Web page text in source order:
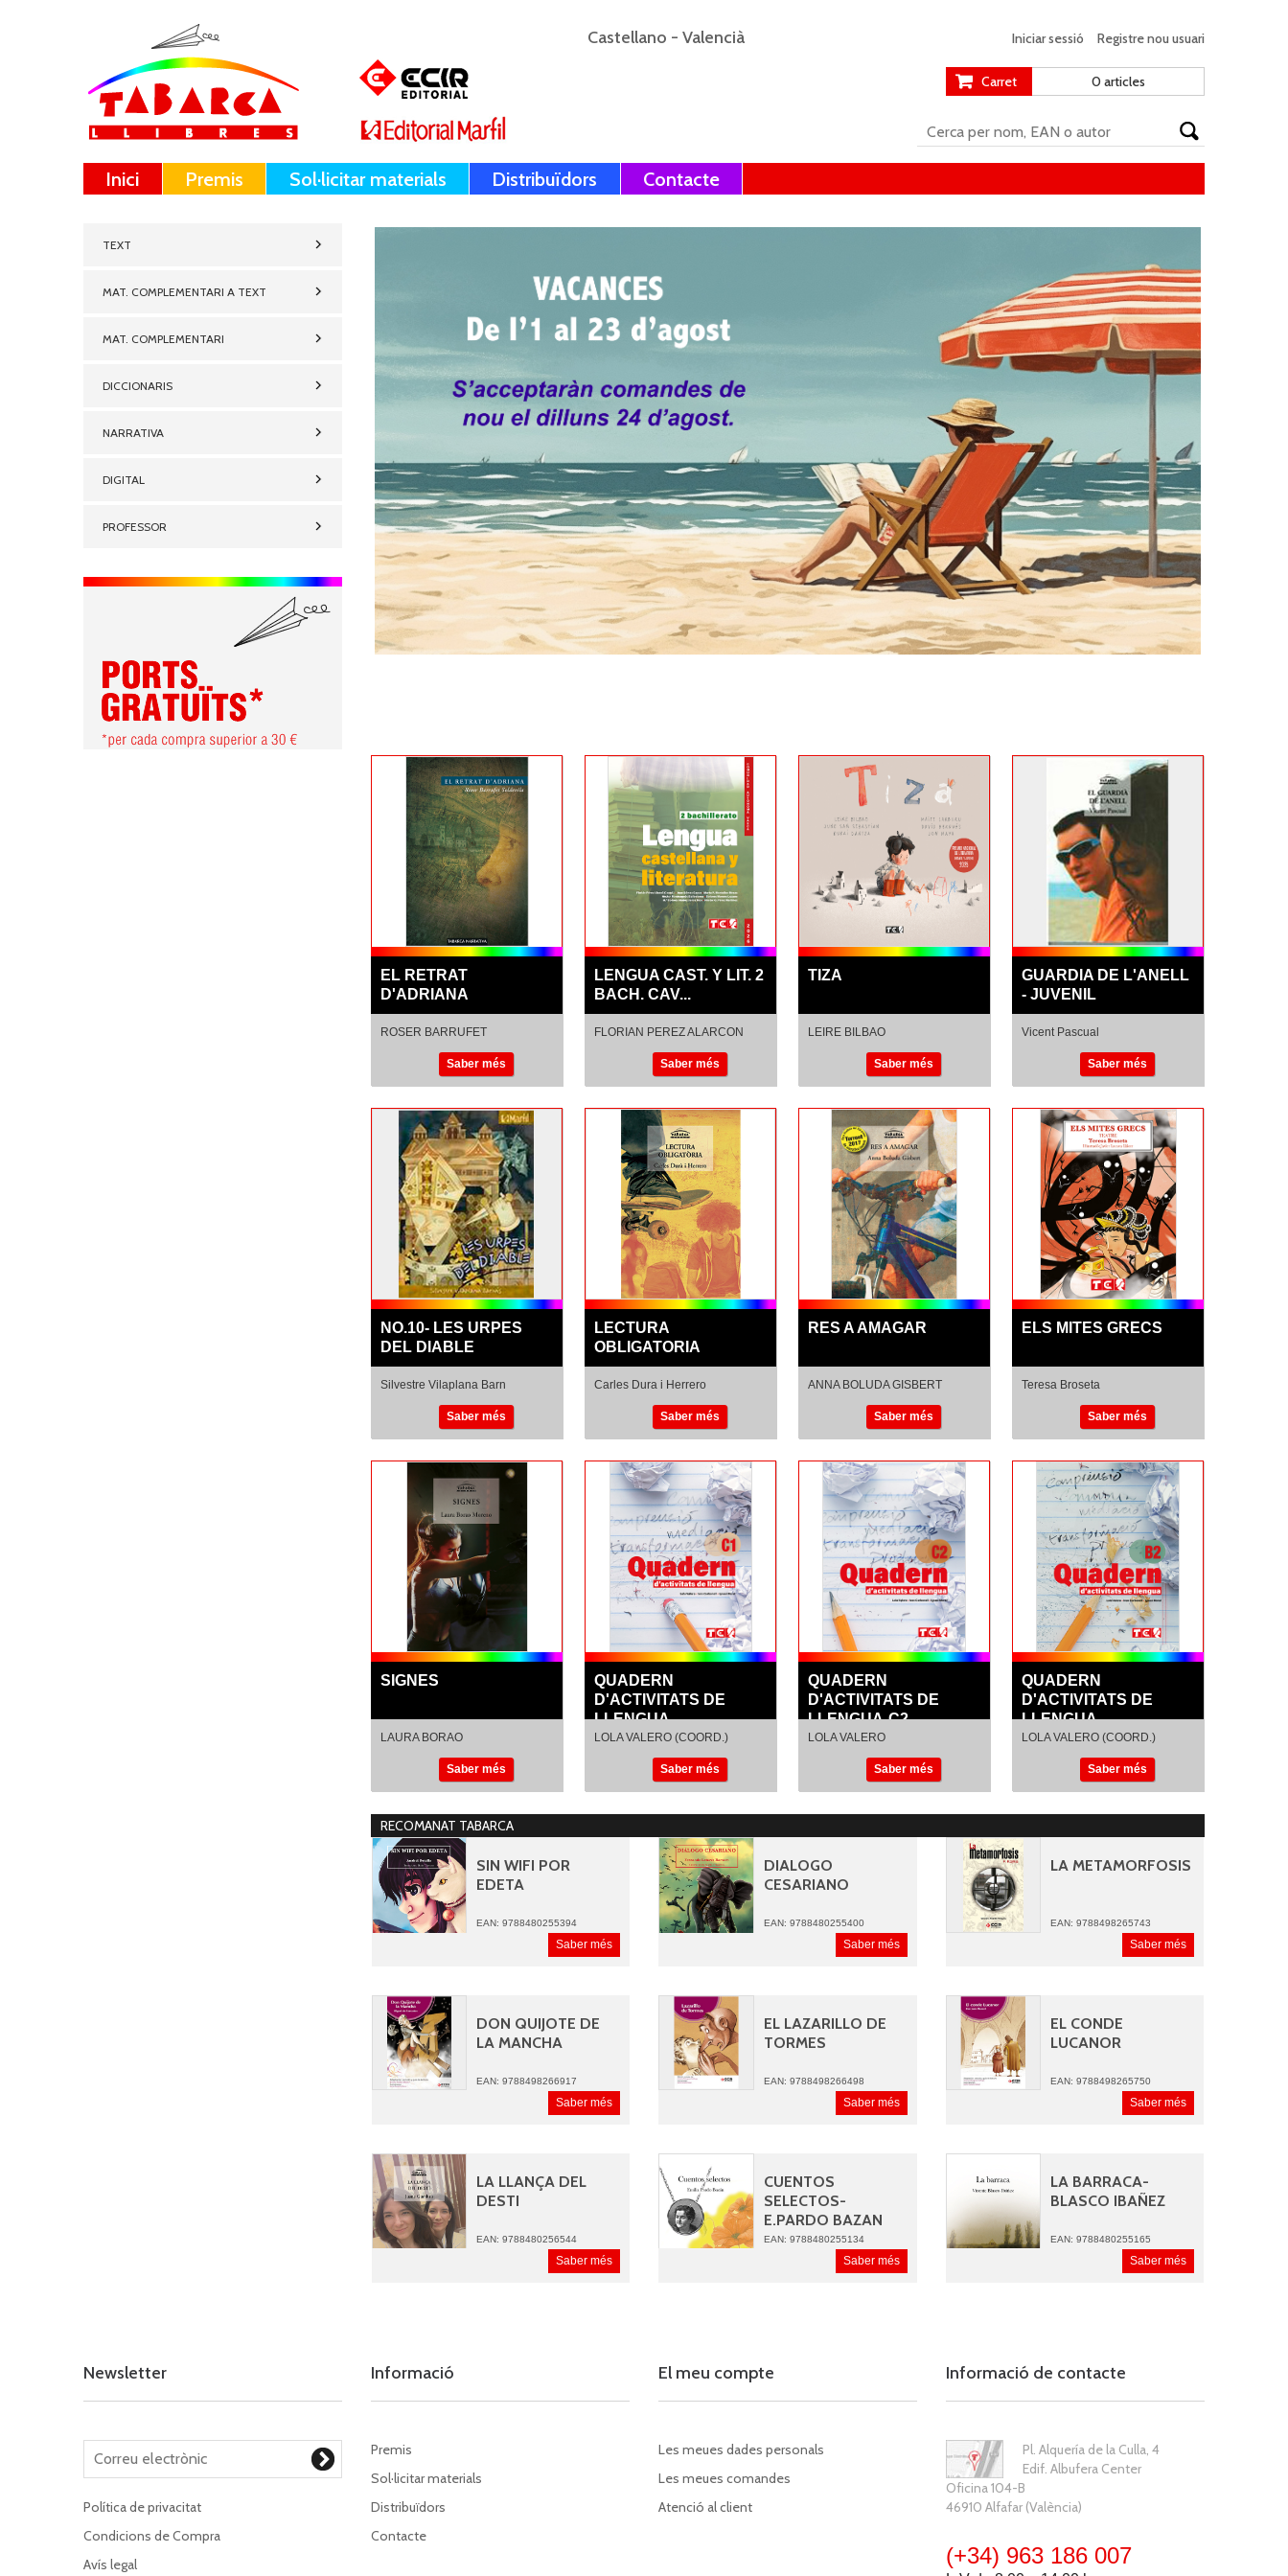
Castellano - Valencià Iniciar sessió Registre nou usuari
Carret 0 articles
Inici Premis Sol·licitar materials Distribuïdors Contacte
TEXT
MAT. COMPLEMENTARI A TEXT
MAT. COMPLEMENTARI
DICCIONARIS
NARRATIVA
DIGITAL
PROFESSOR
EL RETRAT
D'ADRIANA
ROSER BARRUFET
Saber més
LENGUA CAST. Y LIT. 2
BACH. CAV...
FLORIAN PEREZ ALARCON
LUCIA GARCIA LAGALLARDA
JUAN GOMEZ CAPUZ
FERNANDO LATORRE
ROMERO
DOLORES MORENO LOZANO
M. DOLORES MUÑOZ DE LOS
RIOS
NESTOR G. PEREZ MARTINEZ
PEDRO TEJADA TELLO
Saber més
TIZA
LEIRE BILBAO
JUNE SAN SEBASTIAN
MAITE LARBURU
JON MAYA
DAVID BERNUES
KUKAI KULTUR ELKARTEA
Saber més
GUARDIA DE L'ANELL
- JUVENIL
Vicent Pascual
Saber més
NO.10- LES URPES
DEL DIABLE
Silvestre Vilaplana Barn
Saber més
LECTURA
OBLIGATORIA
Carles Dura i Herrero
Saber més
RES A AMAGAR
ANNA BOLUDA GISBERT
Saber més
ELS MITES GRECS
Teresa Broseta
Saber més
SIGNES
LAURA BORAO
Saber més
QUADERN
D'ACTIVITATS DE
LLENGUA...
LOLA VALERO (COORD.)
IVAN CARBONELL
IGNASI MORALSaber més
QUADERN
D'ACTIVITATS DE
LLENGUA-C2
LOLA VALERO
IVAN CARBONELL
IGNASI MORALSaber més
QUADERN
D'ACTIVITATS DE
LLENGUA...
LOLA VALERO (COORD.)
IVAN CARBONELL
IGNASI MORALSaber més
RECOMANAT TABARCA
SIN WIFI POR
EDETA
EAN: 9788480255394
Saber més
DIALOGO
CESARIANO
EAN: 9788480255400
Saber més
LA METAMORFOSIS
EAN: 9788498265743
Saber més
DON QUIJOTE DE
LA MANCHA
EAN: 9788498266917
Saber més
EL LAZARILLO DE
TORMES
EAN: 9788498266498
Saber més
EL CONDE
LUCANOR
EAN: 9788498265750
Saber més
LA LLANÇA DEL
DESTI
EAN: 9788480256544
Saber més
CUENTOS
SELECTOS-
E.PARDO BAZAN
EAN: 9788480255134
Saber més
LA BARRACA-
BLASCO IBAÑEZ
EAN: 9788480255165
Saber més
Newsletter
Política de privacitat
Condicions de Compra
Avís legal
Informació
Premis
Sol·licitar materials
Distribuïdors
Contacte
El meu compte
Les meues dades personals
Les meues comandes
Atenció al client
Informació de contacte
Pl. Alquería de la Culla, 4
Edif. Albufera Center
Oficina 104-B
46910 Alfafar (València)
(+34) 963 186 007